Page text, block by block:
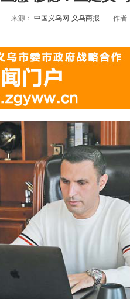
来源： 中国义乌网·义乌商报 作者